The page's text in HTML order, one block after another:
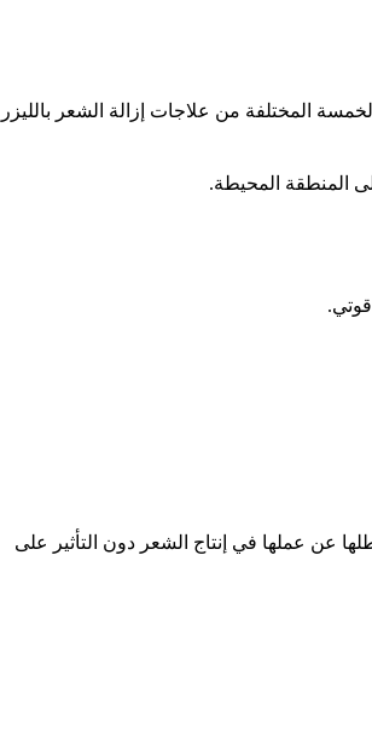
المختلفة من علاجات إزالة الشعر بالليزر
المنطقة المحيطة.
عن عملها في إنتاج الشعر دون التأثير على